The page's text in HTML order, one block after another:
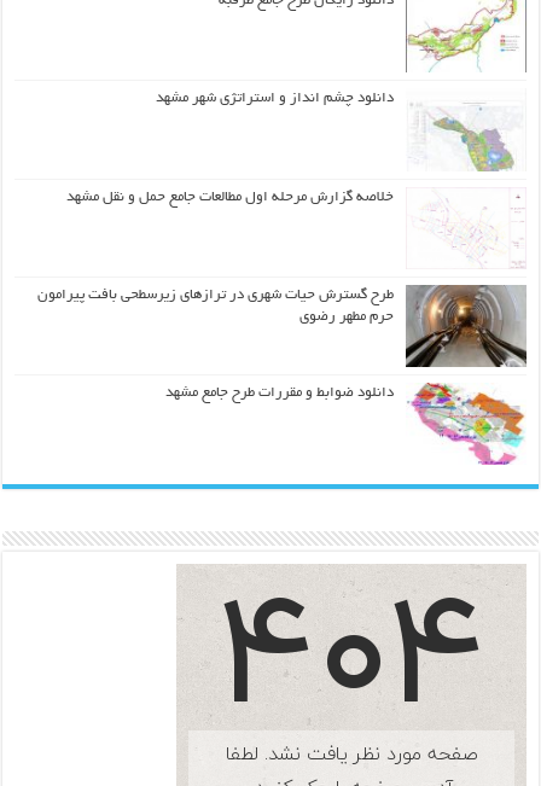
دانلود چشم انداز و استراتژی شهر مشهد
خلاصه گزارش مرحله اول مطالعات جامع حمل و نقل مشهد
طرح گسترش حیات شهري در ترازهاي زیرسطحی بافت پیرامون
حرم مطهر رضوي
دانلود ضوابط و مقررات طرح جامع مشهد